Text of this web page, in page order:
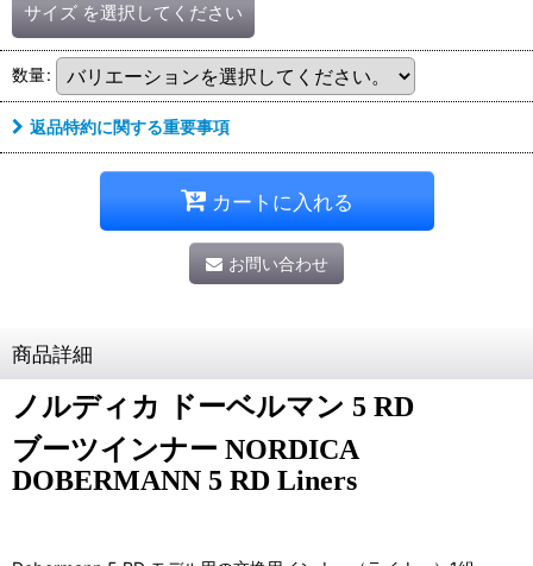
サイズ を選択してください
数量:
返品特約に関する重要事項
カートに入れる
お問い合わせ
商品詳細
ノルディカ ドーベルマン 5 RD
ブーツインナー NORDICA
DOBERMANN 5 RD Liners